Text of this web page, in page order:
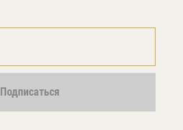
Подписаться